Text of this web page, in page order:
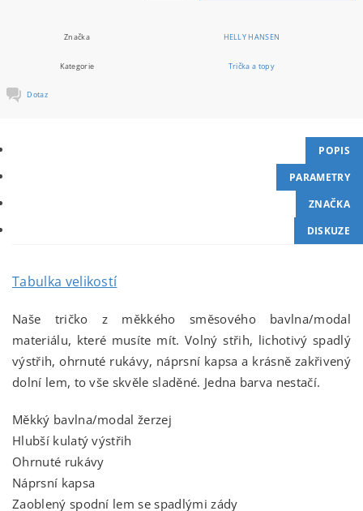
Značka HELLY HANSEN
Kategorie Trička a topy
Dotaz
POPIS
PARAMETRY
ZNAČKA
DISKUZE
Tabulka velikostí
Naše tričko z měkkého směsového bavlna/modal
materiálu, které musíte mít. Volný střih, lichotivý spadlý
výstřih, ohrnuté rukávy, náprsní kapsa a krásně zakřivený
dolní lem, to vše skvěle sladěné. Jedna barva nestačí.
Měkký bavlna/modal žerzej
Hlubší kulatý výstřih
Ohrnuté rukávy
Náprsní kapsa
Zaoblený spodní lem se spadlými zády